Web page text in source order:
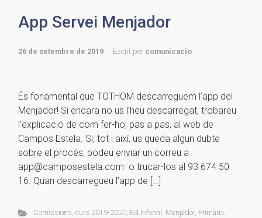
App Servei Menjador
26 de setembre de 2019 Escrit per comunicacio
És fonamental que TOTHOM descarreguem l’app del
Menjador! Si encara no us l’heu descarregat, trobareu
l’explicació de com fer-ho, pas a pas, al web de
Campos Estela. Si, tot i així, us queda algun dubte
sobre el procés, podeu enviar un correu a
app@camposestela.com o trucar-los al 93 674 50
16. Quan descarregueu l’app de […]
Comissions, curs 2019-2020, Ed.Infantil , Menjador, Primària,